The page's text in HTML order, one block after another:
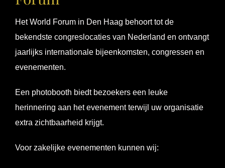
Het World Forum in Den Haag behoort tot de
bekendste congreslocaties van Nederland en ontvangt
jaarlijks internationale bijeenkomsten, congressen en
evenementen.
Een photobooth biedt bezoekers een leuke
herinnering aan het evenement terwijl uw organisatie
extra zichtbaarheid krijgt.
Voor zakelijke evenementen kunnen wij: